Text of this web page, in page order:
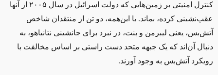
کنترل امنیتی بر زمین‌هایی که دولت اسرائیل در سال ۲۰۰۵ از آنها
عقب‌نشینی کرده، بماند. با این‌همه، دو تن از منتقدان شاخص
آتش‌بس، یعنی لیبرمن و بنت، در نبرد برای جانشینی نتانیاهو، به
دنبال آن‌اند که یک جبهه متحد دست راستی بر اساس مخالفت با
رویکرد آتش‌بس به وجود آورند.